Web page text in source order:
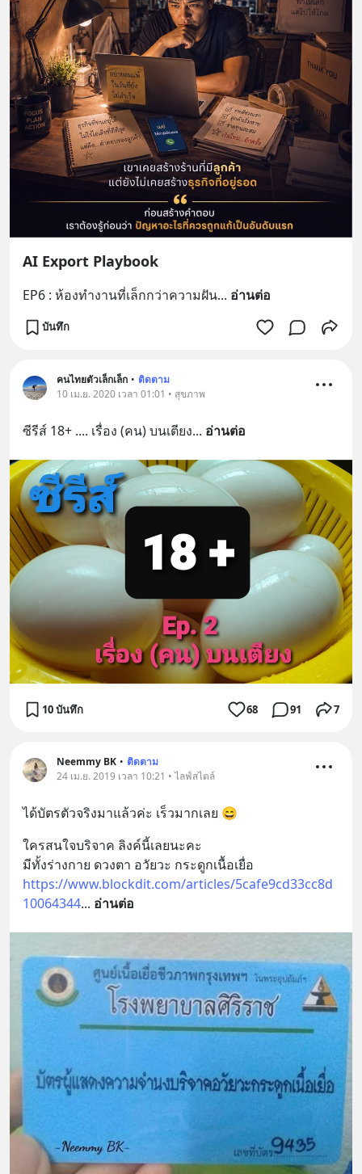
AI Export Playbook
EP6 : ห้องทำงานที่เล็กกว่าความฝัน... อ่านต่อ
บันทึก
คนไทยตัวเล็กเล็ก • ติดตาม
10 เม.ย. 2020 เวลา 01:01 • สุขภาพ
ซีรีส์ 18+ .... เรื่อง (คน) บนเตียง... อ่านต่อ
10 บันทึก 68 91 7
Neemmy BK • ติดตาม
24 เม.ย. 2019 เวลา 10:21 • ไลฟ์สไตล์
ได้บัตรตัวจริงมาแล้วค่ะ เร็วมากเลย 😄
ใครสนใจบริจาค ลิงค์นี้เลยนะคะ
https://www.blockdit.com/articles/5cafe9cd33cc8d
10064344... อ่านต่อ